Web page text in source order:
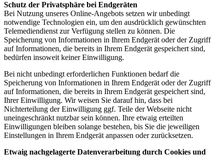
Schutz der Privatsphäre bei Endgeräten
Bei Nutzung unseres Online-Angebots setzen wir unbedingt
notwendige Technologien ein, um den ausdrücklich gewünschten
Telemediendienst zur Verfügung stellen zu können. Die
Speicherung von Informationen in Ihrem Endgerät oder der Zugriff
auf Informationen, die bereits in Ihrem Endgerät gespeichert sind,
bedürfen insoweit keiner Einwilligung.
Bei nicht unbedingt erforderlichen Funktionen bedarf die
Speicherung von Informationen in Ihrem Endgerät oder der Zugriff
auf Informationen, die bereits in Ihrem Endgerät gespeichert sind,
Ihrer Einwilligung. Wir weisen Sie darauf hin, dass bei
Nichterteilung der Einwilligung ggf. Teile der Webseite nicht
uneingeschränkt nutzbar sein können. Ihre etwaig erteilten
Einwilligungen bleiben solange bestehen, bis Sie die jeweiligen
Einstellungen in Ihrem Endgerät anpassen oder zurücksetzen.
Etwaig nachgelagerte Datenverarbeitung durch Cookies und